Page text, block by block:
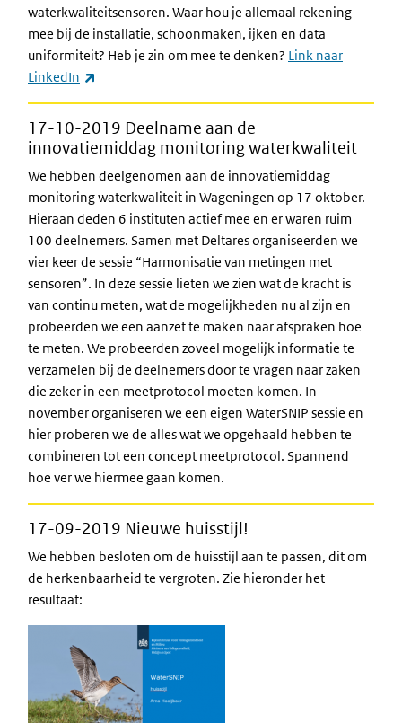
waterkwaliteitsensoren. Waar hou je allemaal rekening
mee bij de installatie, schoonmaken, ijken en data
uniformiteit? Heb je zin om mee te denken? Link naar
LinkedIn
17-10-2019 Deelname aan de
innovatiemiddag monitoring waterkwaliteit
We hebben deelgenomen aan de innovatiemiddag
monitoring waterkwaliteit in Wageningen op 17 oktober.
Hieraan deden 6 instituten actief mee en er waren ruim
100 deelnemers. Samen met Deltares organiseerden we
vier keer de sessie “Harmonisatie van metingen met
sensoren”. In deze sessie lieten we zien wat de kracht is
van continu meten, wat de mogelijkheden nu al zijn en
probeerden we een aanzet te maken naar afspraken hoe
te meten. We probeerden zoveel mogelijk informatie te
verzamelen bij de deelnemers door te vragen naar zaken
die zeker in een meetprotocol moeten komen. In
november organiseren we een eigen WaterSNIP sessie en
hier proberen we de alles wat we opgehaald hebben te
combineren tot een concept meetprotocol. Spannend
hoe ver we hiermee gaan komen.
17-09-2019 Nieuwe huisstijl!
We hebben besloten om de huisstijl aan te passen, dit om
de herkenbaarheid te vergroten. Zie hieronder het
resultaat: